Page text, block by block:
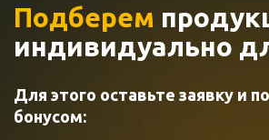
Подберем
индивидуально
Для этого оставьте заявку и
бонусом: